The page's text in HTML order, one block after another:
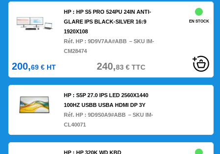
HP : HP S5 PRO 524PU 24IN ANTI-
GLARE IPS BLACK-SILVER 16:9
1920X108
Réf. HP :9D9V7AA#ABB – SKU IM-
CM28474
EN STOCK
200,69 € HT 240,83€TTC
HP : S5P 27.0 IPS LED 2560X1440
100HZ USBB USBA HDMI DP 3Y
Réf. HP :9D9S0A9#ABB – SKU IM-
CL40071
HP : HP 320K WD KBD